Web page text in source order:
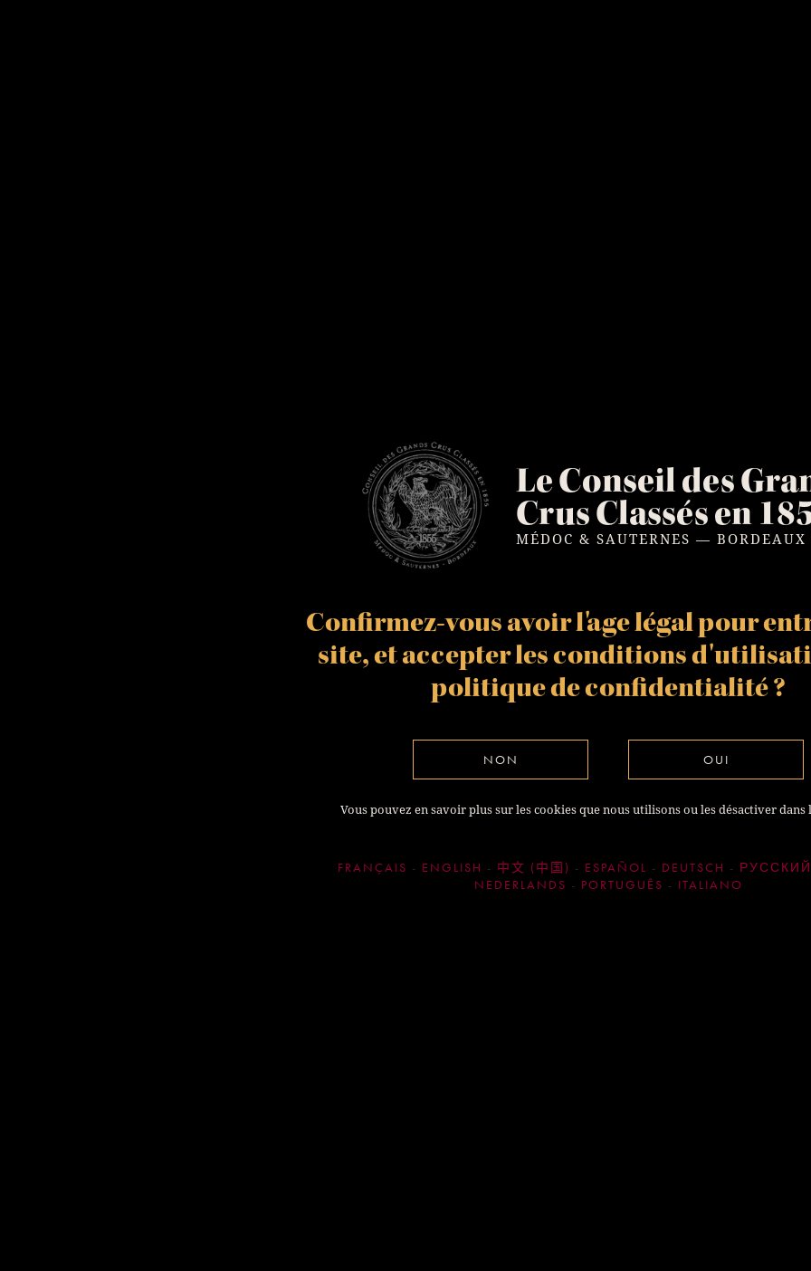
Le Conseil des
Crus Classés en
MÉDOC & SAUTERNES — BORDEAUX
Confirmez-vous avoir l'age légal pour
site, et accepter lesconditions
politique de confidentialité?
NON OUI
Vous pouvez en savoir plus sur les cookies que nous utilisons ou les désactiver dans
FRANÇAIS ENGLISH 中文 (中国) ESPAÑOL DEUTSCH РУССКИЙ
NEDERLANDS
PORTUGUÊS ITALIANO